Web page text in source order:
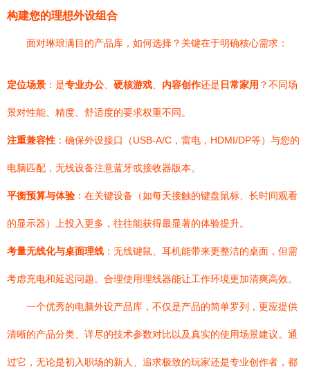
构建您的理想外设组合
面对琳琅满目的产品库，如何选择？关键在于明确核心需求：
定位场景 ：是专业办公 硬核游戏 内容创作还是 日常家用 ？不同场
景对性能、精度、舒适度的要求权重不同。
注重兼容性 ：确保外设接口（USB-A/C，雷电，HDMI/DP等）与您的
电脑匹配，无线设备注意蓝牙或接收器版本。
平衡预算与体验 ：在关键设备（如每天接触的键盘鼠标、长时间观看
的显示器）上投入更多，往往能获得最显著的体验提升。
考量无线化与桌面理线 ：无线键鼠、耳机能带来更整洁的桌面，但需
考虑充电和延迟问题。合理使用理线器能让工作环境更加清爽高效。
一个优秀的电脑外设产品库，不仅是产品的简单罗列，更应提供
清晰的产品分类、详尽的技术参数对比以及真实的使用场景建议。通
过它，无论是初入职场的新人、追求极致的玩家还是专业创作者，都